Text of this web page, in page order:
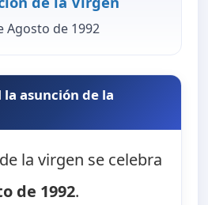
Agosto de 1992
la asunción de la
la virgen se celebra
de 1992.